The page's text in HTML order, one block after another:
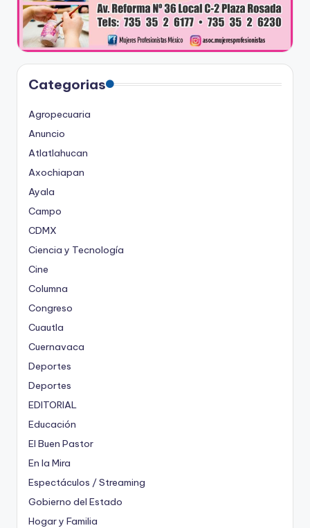
Categorias
Agropecuaria
Anuncio
Atlatlahucan
Axochiapan
Ayala
Campo
CDMX
Ciencia y Tecnología
Cine
Columna
Congreso
Cuautla
Cuernavaca
Deportes
Deportes
EDITORIAL
Educación
El Buen Pastor
En la Mira
Espectáculos / Streaming
Gobierno del Estado
Hogar y Familia